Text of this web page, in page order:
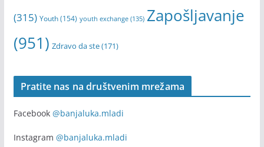
(315) Youth(154) youth exchange(135) Zapošljavanje
(951) Zdravo da ste(171)
Pratite nas na društvenim mrežama
Facebook @banjaluka.mladi
Instagram @banjaluka.mladi